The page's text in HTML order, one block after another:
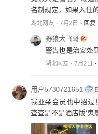
名制规定，如果入住
湖北网友 7月2日 回复
野狼大飞哥
警告也是治安处
湖北网友 7月2日
用户5730721651
我亚朵会员也中招过
查查是不是酒店版‘鬼